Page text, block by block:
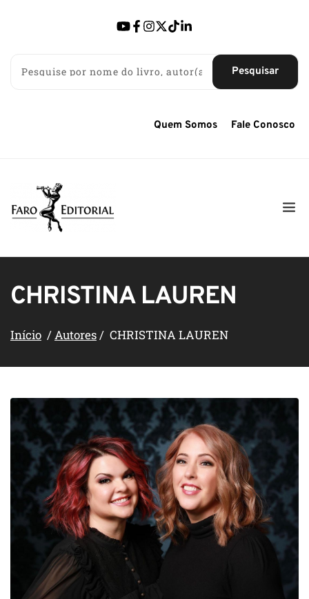
Pesquisar
Quem Somos Fale Conosco
CHRISTINA LAUREN
Início / Autores / CHRISTINA LAUREN